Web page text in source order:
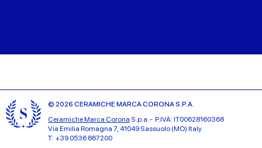
© 2026 CERAMICHE MARCA CORONA S.P.A.
Ceramiche Marca Corona S.p.a. - P.IVA: IT00628160368
Via Emilia Romagna 7, 41049 Sassuolo (MO) Italy
T: +39 0536 867200